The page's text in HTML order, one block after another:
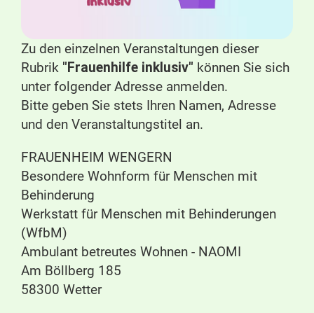
Zu den einzelnen Veranstaltungen dieser
Rubrik "Frauenhilfe inklusiv" können Sie sich
unter folgender Adresse anmelden.
Bitte geben Sie stets Ihren Namen, Adresse
und den Veranstaltungstitel an.
FRAUENHEIM WENGERN
Besondere Wohnform für Menschen mit
Behinderung
Werkstatt für Menschen mit Behinderungen
(WfbM)
Ambulant betreutes Wohnen - NAOMI
Am Böllberg 185
58300 Wetter